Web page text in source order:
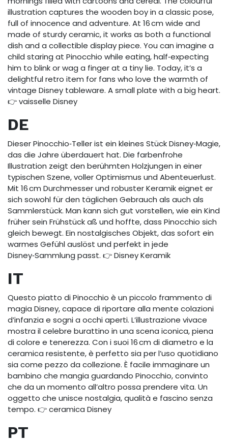
illustration captures the wooden boy in a classic pose,
full of innocence and adventure. At 16 cm wide and
made of sturdy ceramic, it works as both a functional
dish and a collectible display piece. You can imagine a
child staring at Pinocchio while eating, half‑expecting
him to blink or wag a finger at a tiny lie. Today, it’s a
delightful retro item for fans who love the warmth of
vintage Disney tableware. A small plate with a big heart.
👉 vaisselle Disney
DE
Dieser Pinocchio‑Teller ist ein kleines Stück Disney‑Magie,
das die Jahre überdauert hat. Die farbenfrohe
Illustration zeigt den berühmten Holzjungen in einer
typischen Szene, voller Optimismus und Abenteuerlust.
Mit 16 cm Durchmesser und robuster Keramik eignet er
sich sowohl für den täglichen Gebrauch als auch als
Sammlerstück. Man kann sich gut vorstellen, wie ein Kind
früher sein Frühstück aß und hoffte, dass Pinocchio sich
gleich bewegt. Ein nostalgisches Objekt, das sofort ein
warmes Gefühl auslöst und perfekt in jede
Disney‑Sammlung passt. 👉 Disney Keramik
IT
Questo piatto di Pinocchio è un piccolo frammento di
magia Disney, capace di riportare alla mente colazioni
d’infanzia e sogni a occhi aperti. L’illustrazione vivace
mostra il celebre burattino in una scena iconica, piena
di colore e tenerezza. Con i suoi 16 cm di diametro e la
ceramica resistente, è perfetto sia per l’uso quotidiano
sia come pezzo da collezione. È facile immaginare un
bambino che mangia guardando Pinocchio, convinto
che da un momento all’altro possa prendere vita. Un
oggetto che unisce nostalgia, qualità e fascino senza
tempo. 👉 ceramica Disney
PT